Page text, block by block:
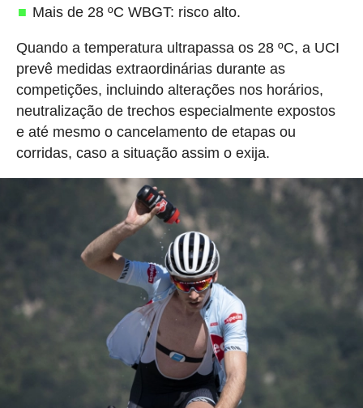
Mais de 28 ºC WBGT: risco alto.
Quando a temperatura ultrapassa os 28 ºC, a UCI
prevê medidas extraordinárias durante as
competições, incluindo alterações nos horários,
neutralização de trechos especialmente expostos
e até mesmo o cancelamento de etapas ou
corridas, caso a situação assim o exija.